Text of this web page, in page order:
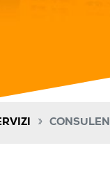
»